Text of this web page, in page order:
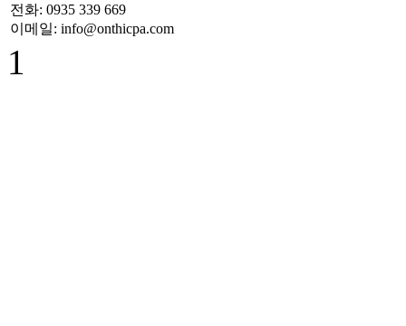
전화: 0935 339 669
이메일: info@onthicpa.com
1